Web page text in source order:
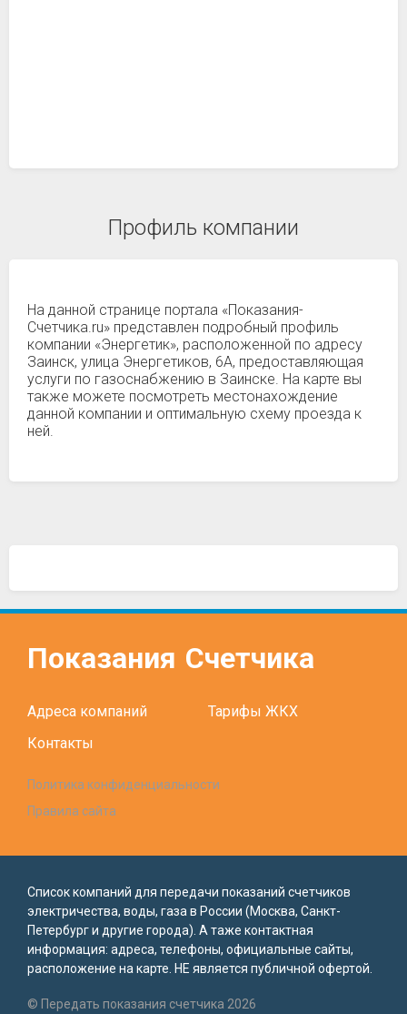
Профиль компании
На данной странице портала «Показания-
Счетчика.ru» представлен подробный профиль
компании «Энергетик», расположенной по адресу
Заинск, улица Энергетиков, 6А, предоставляющая
услуги по газоснабжению в Заинске. На карте вы
также можете посмотреть местонахождение
данной компании и оптимальную схему проезда к
ней.
Показания Счетчика
Адреса компаний
Тарифы ЖКХ
Контакты
Политика конфиденциальности
Правила сайта
Список компаний для передачи показаний счетчиков
электричества, воды, газа в России (Москва, Санкт-
Петербург и другие города). А таже контактная
информация: адреса, телефоны, официальные сайты,
расположение на карте. НЕ является публичной офертой.
© Передать показания счетчика 2026